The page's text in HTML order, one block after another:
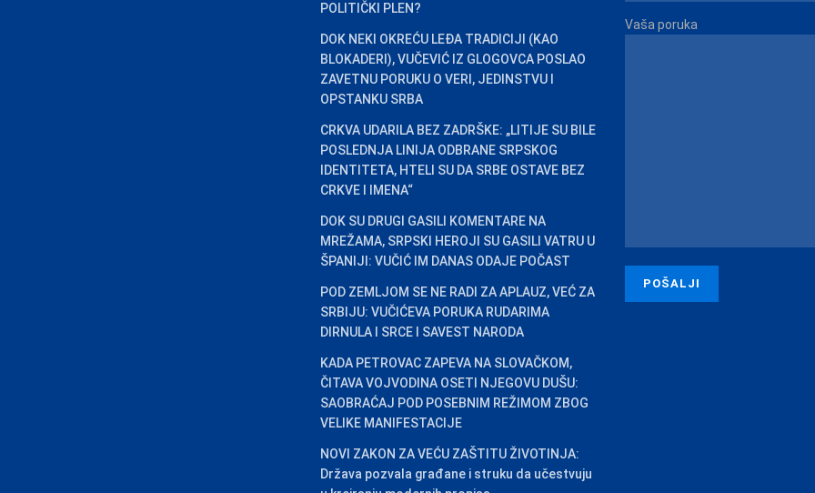
POLITIČKI PLEN?
DOK NEKI OKREĆU LEĐA TRADICIJI (KAO
BLOKADERI), VUČEVIĆ IZ GLOGOVCA POSLAO
ZAVETNU PORUKU O VERI, JEDINSTVU I
OPSTANKU SRBA
CRKVA UDARILA BEZ ZADRŠKE: „LITIJE SU BILE
POSLEDNJA LINIJA ODBRANE SRPSKOG
IDENTITETA, HTELI SU DA SRBE OSTAVE BEZ
CRKVE I IMENA“
DOK SU DRUGI GASILI KOMENTARE NA
MREŽAMA, SRPSKI HEROJI SU GASILI VATRU U
ŠPANIJI: VUČIĆ IM DANAS ODAJE POČAST
POD ZEMLJOM SE NE RADI ZA APLAUZ, VEĆ ZA
SRBIJU: VUČIĆEVA PORUKA RUDARIMA
DIRNULA I SRCE I SAVEST NARODA
KADA PETROVAC ZAPEVA NA SLOVAČKOM,
ČITAVA VOJVODINA OSETI NJEGOVU DUŠU:
SAOBRAĆAJ POD POSEBNIM REŽIMOM ZBOG
VELIKE MANIFESTACIJE
NOVI ZAKON ZA VEĆU ZAŠTITU ŽIVOTINJA:
Država pozvala građane i struku da učestvuju
Vaša poruka